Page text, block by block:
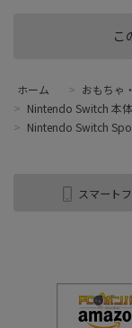
こ
ホーム > おもちゃ
> Nintendo Switch 本体
> Nintendo Switch
スマート